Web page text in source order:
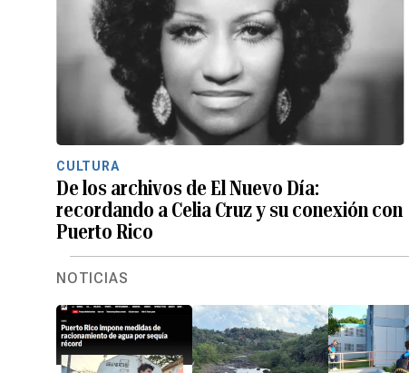
CULTURA
De los archivos de El Nuevo Día:
recordando a Celia Cruz y su conexión con
Puerto Rico
NOTICIAS